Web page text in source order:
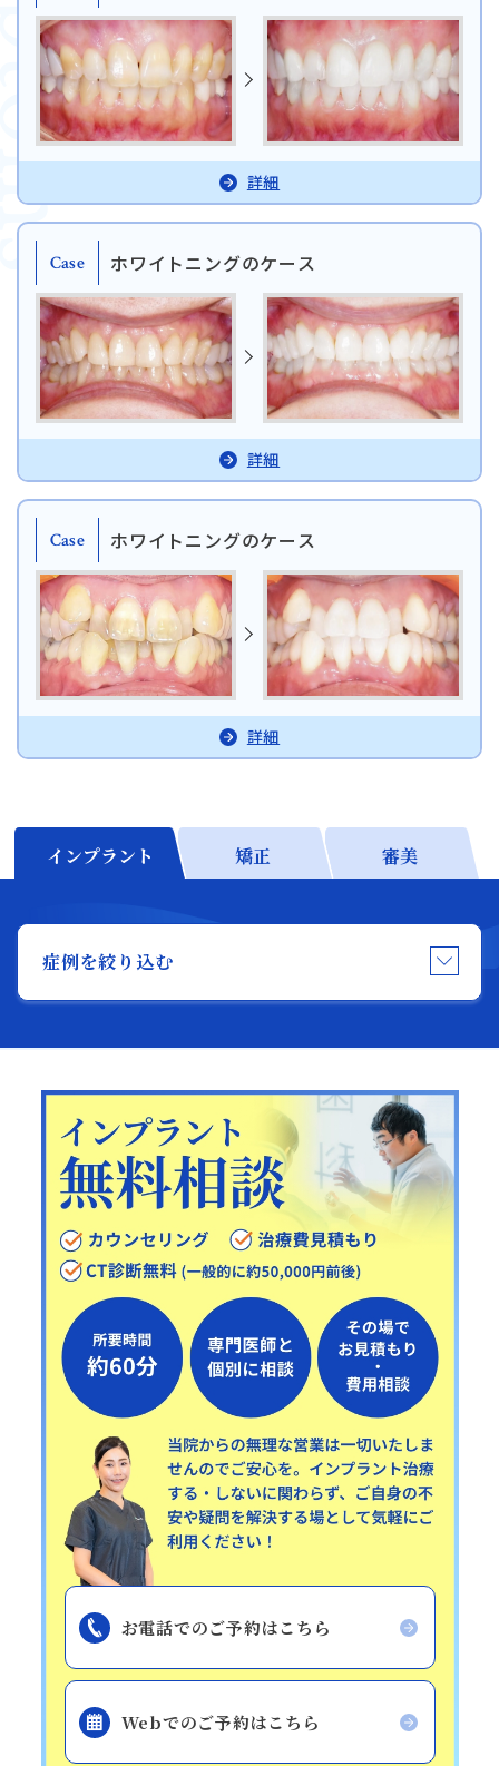
日本歯科札幌
011-242-8148
月火水金土 10:00〜13:30 /
14:30〜18:00
日本歯科豊平
011-833-5500
月火水木金土 10:00〜13:30 /
日本歯科静岡
054-252-8148
月火水金土 10:00〜13:30 /
14:30〜18:00
日本歯科名古屋
052-433-2050
月火水金土 10:00〜13:30 /
14:30〜18:00
静岡歯科
054-252-8148
月火水木金 10:00〜13:30 /
14:30〜18:00
Close
日本歯科札幌
日本歯科豊平
日本歯科静岡
日本歯科名古屋
静岡歯科
Close
詳細
Case ホワイトニングのケース
詳細
Case ホワイトニングのケース
詳細
インプラント 矯正 審美
症例を絞り込む
お電話でのご予約はこちら
Webでのご予約はこちら